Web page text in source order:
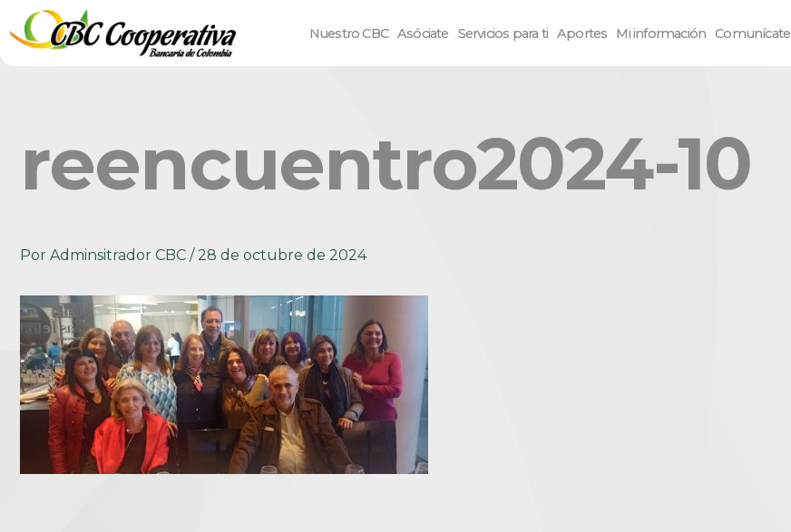
Nuestro CBC Asóciate Servicios para ti Aportes Mi información Comunícate
reencuentro2024-10
Por Adminsitrador CBC / 28 de octubre de 2024